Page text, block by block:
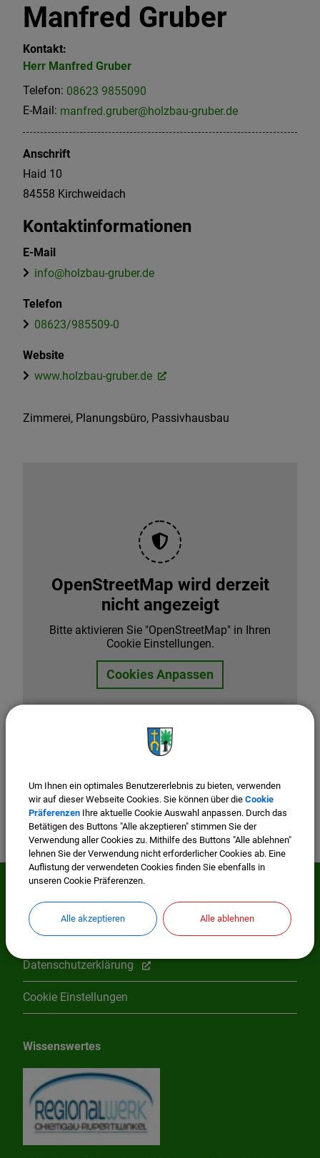
Manfred Gruber
Zimmerei, Planungsbüro, Passivhausbau
Kontakt:
Herr Manfred Gruber
Telefon: 08623 9855090
E-Mail: manfred.gruber@holzbau-gruber.de
Anschrift
Haid 10
84558 Kirchweidach
Kontaktinformationen
E-Mail
info@holzbau-gruber.de
Telefon
08623/985509-0
Website
www.holzbau-gruber.de
OpenStreetMap wird derzeit
nicht angezeigt
Bitte aktivieren Sie "OpenStreetMap" in Ihren
Cookie Einstellungen.
Cookies Anpassen
Impressum
Datenschutzerklärung
Cookie Einstellungen
Wissenswertes
Um Ihnen ein optimales Benutzererlebnis zu bieten, verwenden
wir auf dieser Webseite Cookies. Sie können über die Cookie
Präferenzen Ihre aktuelle Cookie Auswahl anpassen. Durch das
Betätigen des Buttons "Alle akzeptieren" stimmen Sie der
Verwendung aller Cookies zu. Mithilfe des Buttons "Alle ablehnen"
lehnen Sie der Verwendung nicht erforderlicher Cookies ab. Eine
Auflistung der verwendeten Cookies finden Sie ebenfalls in
unseren Cookie Präferenzen.
Alle akzeptieren Alle ablehnen